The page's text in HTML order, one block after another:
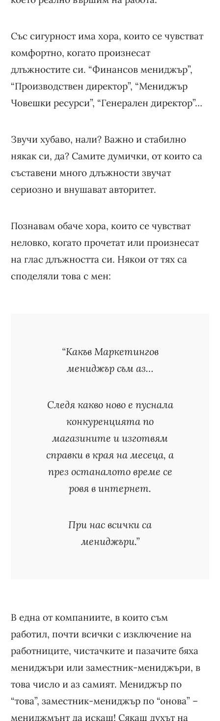
Със сигурност има хора, които се чувстват
комфортно, когато произнесат
длъжностите си. “Финансов мениджър”,
“Производствен директор”, “Мениджър
Човешки ресурси”, “Генерален директор”…
Звучи хубаво, нали? Важно и стабилно
някак си, да? Самите думички, от които са
съставени много длъжности звучат
сериозно и внушават авторитет.
Познавам обаче хора, които се чувстват
неловко, когато прочетат или произнесат
на глас длъжността си. Някои от тях са
споделяли това с мен:
“Какъв Маркетингов
мениджър съм аз…
Следя какво ново е пуснала
конкуренцията по
магазините и изготвям
справки в края на месеца, а
през останалото време се
ровя в интернет.
При нас всички са
мениджъри.”
В една от компаниите, в които съм
работил, почти всички с изключение на
работниците, чистачките и пазачите бяха
мениджъри или заместник-мениджъри, в
това число и аз самият. Мениджър по
“това”, заместник-мениджър по “онова” –
мениджмънт да искаш! Сякаш духът на